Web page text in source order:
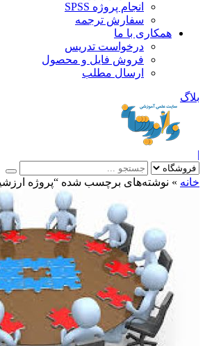
انجام پروژه SPSS
سفارش ترجمه
همکاری با ما
درخواست تدریس
فروش فایل و محصول
ارسال مطلب
»نوشته‌های برچسب شده “پروژه ارزشیابی”